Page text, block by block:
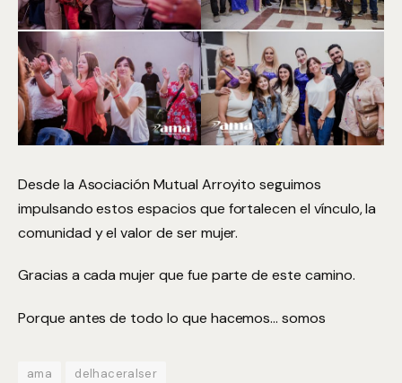
Desde la Asociación Mutual Arroyito seguimos
impulsando estos espacios que fortalecen el vínculo, la
comunidad y el valor de ser mujer.
Gracias a cada mujer que fue parte de este camino.
Porque antes de todo lo que hacemos… somos
ama delhaceralser